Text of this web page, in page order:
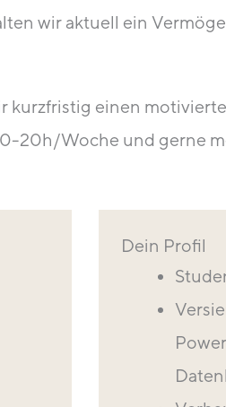
wir aktuell ein
kurzfristig einen
20h/Woche und gerne
Dein Profil